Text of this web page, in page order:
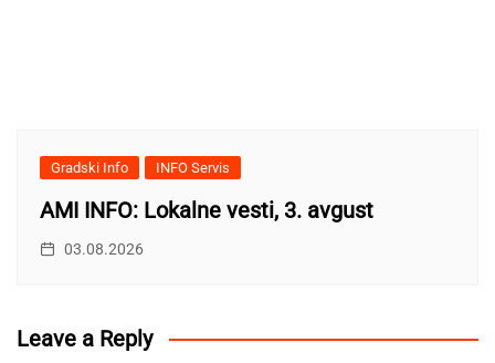
Gradski Info INFO Servis
AMI INFO: Lokalne vesti, 3. avgust
03.08.2026
Leave a Reply